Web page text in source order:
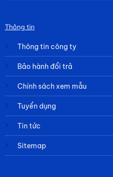
Thông tin
Thông tin công ty
Bảo hành đổi trả
Chính sách xem mẫu
Tuyển dụng
Tin tức
Sitemap